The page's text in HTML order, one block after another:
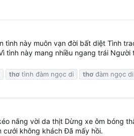
tình này muôn vạn đời bất diệt Tình
tình này mang nhiều ngang trái Người
thơ tình đàm ngọc di thơ đàm ngọc di
nắng vời da thịt Dừng xe ôm bóng
cưới không khách Đã mấy hồi.